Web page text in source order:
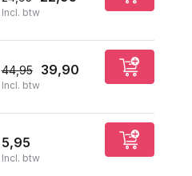
Incl. btw
44,95 39,90
Incl. btw
5,95
Incl. btw